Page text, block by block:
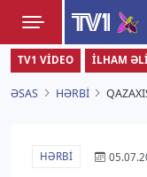
TV1
TV1 VIDEO İLHAM
ƏSAS HƏRBI
HƏRBI